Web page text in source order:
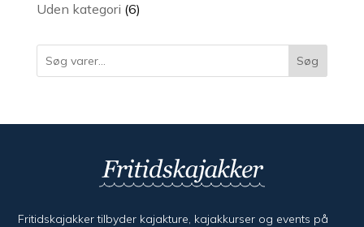
Uden kategori 66
Søg
Fritidskajakker tilbyder kajak­ture, kajak­kurser og events på